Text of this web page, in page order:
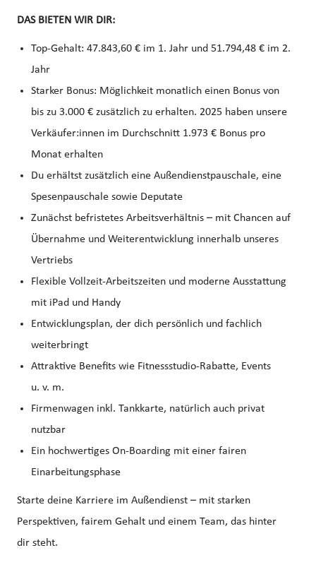
DAS BIETEN WIR DIR:
Top‑Gehalt: 47.843,60 € im 1. Jahr und 51.794,48 € im 2.
Jahr
Starker Bonus: Möglichkeit monatlich einen Bonus von
bis zu 3.000 € zusätzlich zu erhalten. 2025 haben unsere
Verkäufer:innen im Durchschnitt 1.973 € Bonus pro
Monat erhalten
Du erhältst zusätzlich eine Außendienstpauschale, eine
Spesenpauschale sowie Deputate
Zunächst befristetes Arbeitsverhältnis – mit Chancen auf
Übernahme und Weiterentwicklung innerhalb unseres
Vertriebs
Flexible Vollzeit-Arbeitszeiten und moderne Ausstattung
mit iPad und Handy
Entwicklungsplan, der dich persönlich und fachlich
weiterbringt
Attraktive Benefits wie Fitnessstudio-Rabatte, Events
u. v. m.
Firmenwagen inkl. Tankkarte, natürlich auch privat
nutzbar
Ein hochwertiges On-Boarding mit einer fairen
Einarbeitungsphase
Starte deine Karriere im Außendienst – mit starken
Perspektiven, fairem Gehalt und einem Team, das hinter
dir steht.